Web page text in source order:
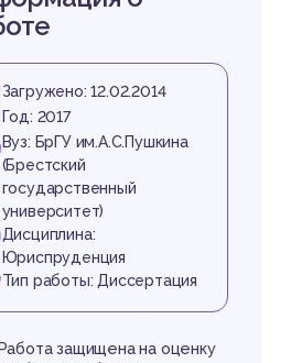
Загружено: 12.02.2014
Год: 2017
Вуз: БрГУ им.А.С.Пушкина
(Брестский
государственный
университет)
Дисциплина:
Юриспруденция
Тип работы: Диссертация
Работа защищена на оценку